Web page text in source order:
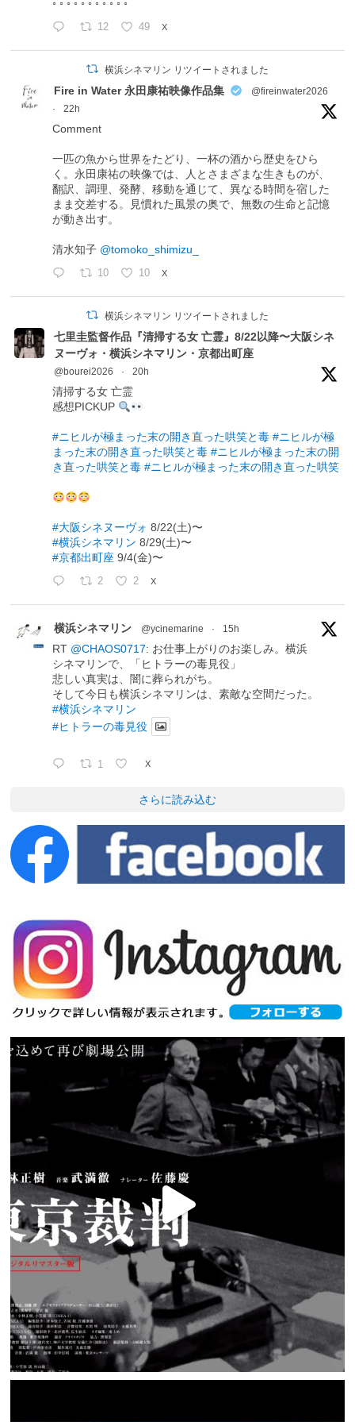
◦ ◦ ◦ ◦ ◦ ◦ ◦ ◦ ◦ ◦ ◦
12 49 X
横浜シネマリン リツイートされました
Fire in Water 永田康祐映像作品集
@fireinwater2026
·
22h
Comment
一匹の魚から世界をたどり、一杯の酒から歴史をひら
く。永田康祐の映像では、人とさまざまな生きものが、
翻訳、調理、発酵、移動を通じて、異なる時間を宿した
まま交差する。見慣れた風景の奥で、無数の生命と記憶
が動き出す。
清水知子 @tomoko_shimizu_
10 10 X
横浜シネマリン リツイートされました
七里圭監督作品『清掃する女 亡霊』8/22以降〜大阪シネ
ヌーヴォ・横浜シネマリン・京都出町座
@bourei2026 · 20h
清掃する女 亡霊
感想PICKUP
#ニヒルが極まった末の開き直った哄笑と毒 #ニヒルが極
まった末の開き直った哄笑と毒 #ニヒルが極まった末の開
き直った哄笑と毒 #ニヒルが極まった末の開き直った哄笑
#大阪シネヌーヴォ 8/22(土)〜
#横浜シネマリン 8/29(土)〜
#京都出町座 9/4(金)〜
2 2 X
横浜シネマリン @ycinemarine · 15h
RT @CHAOS0717: お仕事上がりのお楽しみ。横浜
シネマリンで、「ヒトラーの毒見役」
悲しい真実は、闇に葬られがち。
そして今日も横浜シネマリンは、素敵な空間だった。
#横浜シネマリン
#ヒトラーの毒見役
1 X
さらに読み込む